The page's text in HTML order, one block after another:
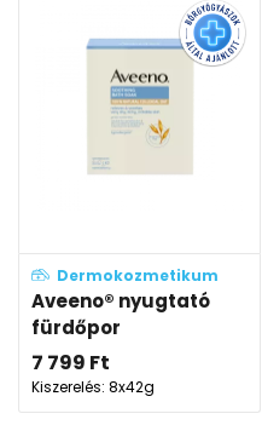
Dermokozmetikum
Aveeno® nyugtató
fürdőpor
7 799 Ft
Kiszerelés: 8x42g